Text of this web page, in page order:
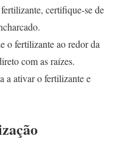
certifique-se de
o fertilizante ao redor da
com as raízes.
a ativar o fertilizante e